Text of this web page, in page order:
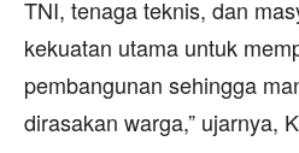
TNI, tenaga teknis, dan
kekuatan utama untuk
pembangunan sehingga
dirasakan warga,” ujarnya,